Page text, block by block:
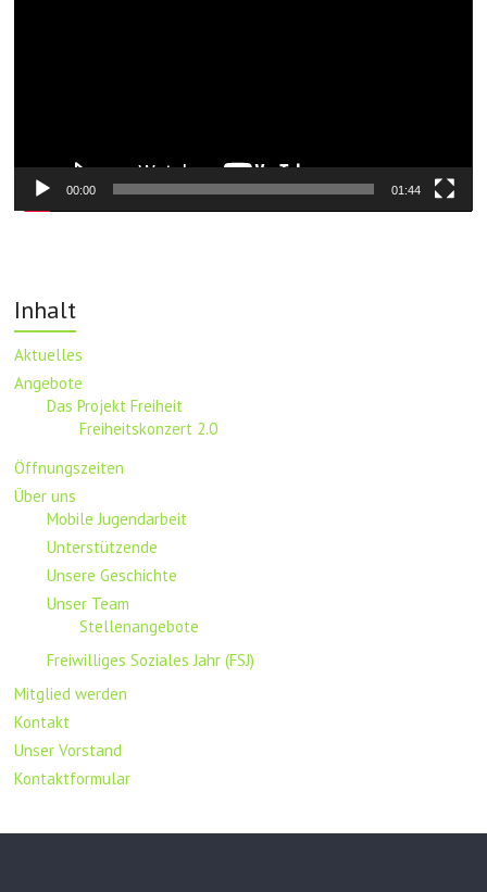
00:00 01:44
Inhalt
Aktuelles
Angebote
Das Projekt Freiheit
Freiheitskonzert 2.0
Öffnungszeiten
Über uns
Mobile Jugendarbeit
Unterstützende
Unsere Geschichte
Unser Team
Stellenangebote
Freiwilliges Soziales Jahr (FSJ)
Mitglied werden
Kontakt
Unser Vorstand
Kontaktformular